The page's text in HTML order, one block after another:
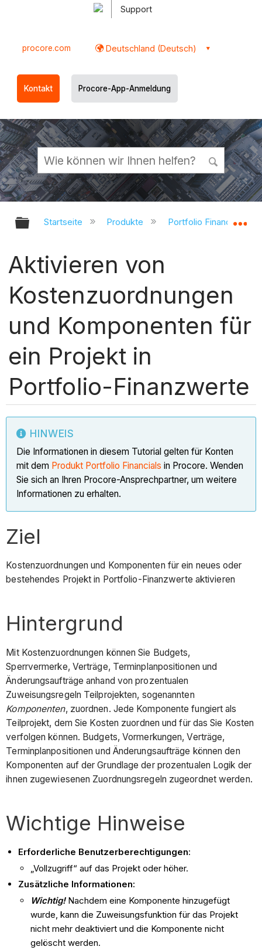
Support
procore.com Deutschland (Deutsch)
Kontakt Procore-App-Anmeldung
Globale Hierarchie auf- und
Startseite Produkte Portfolio Financials
Aktivieren von
Kostenzuordnungen
und Komponenten für
ein Projekt in
Portfolio-Finanzwerte
HINWEIS
Die Informationen in diesem Tutorial gelten für Konten
mit dem Produkt Portfolio Financials in Procore. Wenden
Sie sich an Ihren Procore-Ansprechpartner, um weitere
Informationen zu erhalten.
Ziel
Kostenzuordnungen und Komponenten für ein neues oder
bestehendes Projekt in Portfolio-Finanzwerte aktivieren
Hintergrund
Mit Kostenzuordnungen können Sie Budgets,
Sperrvermerke, Verträge, Terminplanpositionen und
Änderungsaufträge anhand von prozentualen
Zuweisungsregeln Teilprojekten, sogenannten
Komponenten, zuordnen. Jede Komponente fungiert als
Teilprojekt, dem Sie Kosten zuordnen und für das Sie Kosten
verfolgen können. Budgets, Vormerkungen, Verträge,
Terminplanpositionen und Änderungsaufträge können den
Komponenten auf der Grundlage der prozentualen Logik der
ihnen zugewiesenen Zuordnungsregeln zugeordnet werden.
Wichtige Hinweise
Erforderliche Benutzerberechtigungen:
„Vollzugriff“ auf das Projekt oder höher.
Zusätzliche Informationen:
Wichtig! Nachdem eine Komponente hinzugefügt
wurde, kann die Zuweisungsfunktion für das Projekt
nicht mehr deaktiviert und die Komponente nicht
gelöscht werden.